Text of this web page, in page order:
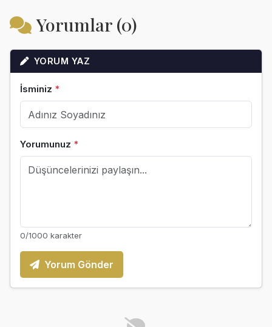
Yorumlar (0)
YORUM YAZ
İsminiz *
Yorumunuz *
0/1000 karakter
Yorum Gönder